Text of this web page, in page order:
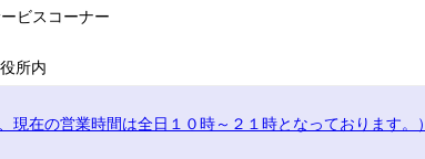
ビスコーナー
所内
現在の営業時間は全日１０時～２１時となっております。）